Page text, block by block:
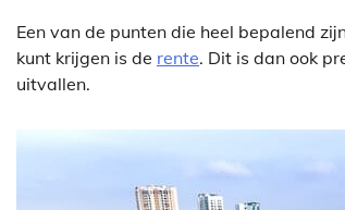
Een van de punten die heel bepalend
kunt krijgen is de rente. Dit is dan ook
uitvallen.